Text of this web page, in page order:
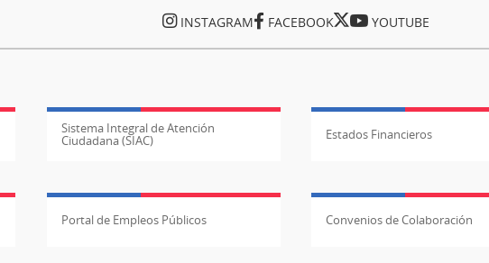
INSTAGRAM FACEBOOK YOUTUBE
Sistema Integral de Atención
Ciudadana (SIAC) Estados Financieros
Portal de Empleos Públicos Convenios de Colaboración